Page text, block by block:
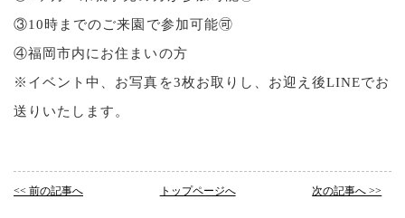
③10時までのご来園で参加可能🉑
④福岡市内にお住まいの方
※イベント中、お写真を3枚お取りし、お迎え後LINEでお
送りいたします。
<< 前の記事へ トップページへ 次の記事へ >>